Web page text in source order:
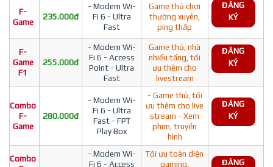
F-
Game
235.000đ
- Modem Wi-
Fi 6 - Ultra
Fast
Game thủ chơi
thường xuyên,
ping thấp
ĐĂNG
KÝ
F-
Game
F1
255.000đ
- Modem Wi-
Fi 6 - Access
Point - Ultra
Fast
Game thủ, nhà
nhiều tầng, tối
ưu thêm cho
livestream
ĐĂNG
KÝ
Combo
F-
Game
280.000đ
- Modem Wi-
Fi 6 - Ultra
Fast - FPT
Play Box
- Game thủ, tối
ưu thêm cho live
stream - Xem
phim, truyền
hình
ĐĂNG
KÝ
Combo
- Modem Wi-
Fi 6 - Access
Tối ưu toàn diện
gaming,
ĐĂNG